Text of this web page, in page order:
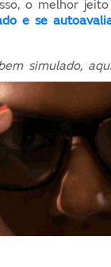
o melhor
e se
simulado,